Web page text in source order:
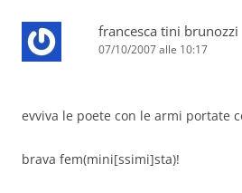
francesca tini brunozzi
07/10/2007 alle 10:17
evviva le poete con le armi portate
brava fem(mini[ssimi]sta)!